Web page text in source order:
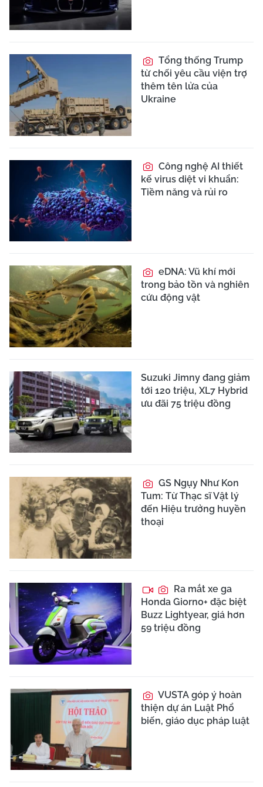
Tổng thống Trump
từ chối yêu cầu viện trợ
thêm tên lửa của
Ukraine
Công nghệ AI thiết
kế virus diệt vi khuẩn:
Tiềm năng và rủi ro
eDNA: Vũ khí mới
trong bảo tồn và nghiên
cứu động vật
Suzuki Jimny đang giảm
tới 120 triệu, XL7 Hybrid
ưu đãi 75 triệu đồng
GS Ngụy Như Kon
Tum: Từ Thạc sĩ Vật lý
đến Hiệu trưởng huyền
thoại
Ra mắt xe ga
Honda Giorno+ đặc biệt
Buzz Lightyear, giá hơn
59 triệu đồng
VUSTA góp ý hoàn
thiện dự án Luật Phổ
biến, giáo dục pháp luật